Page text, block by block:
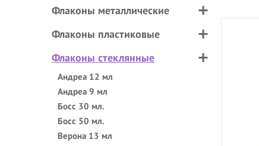
Флаконы металлические
Флаконы пластиковые
Флаконы стеклянные
Андреа 12 мл
Андреа 9 мл
Босс 30 мл.
Босс 50 мл.
Верона 13 мл